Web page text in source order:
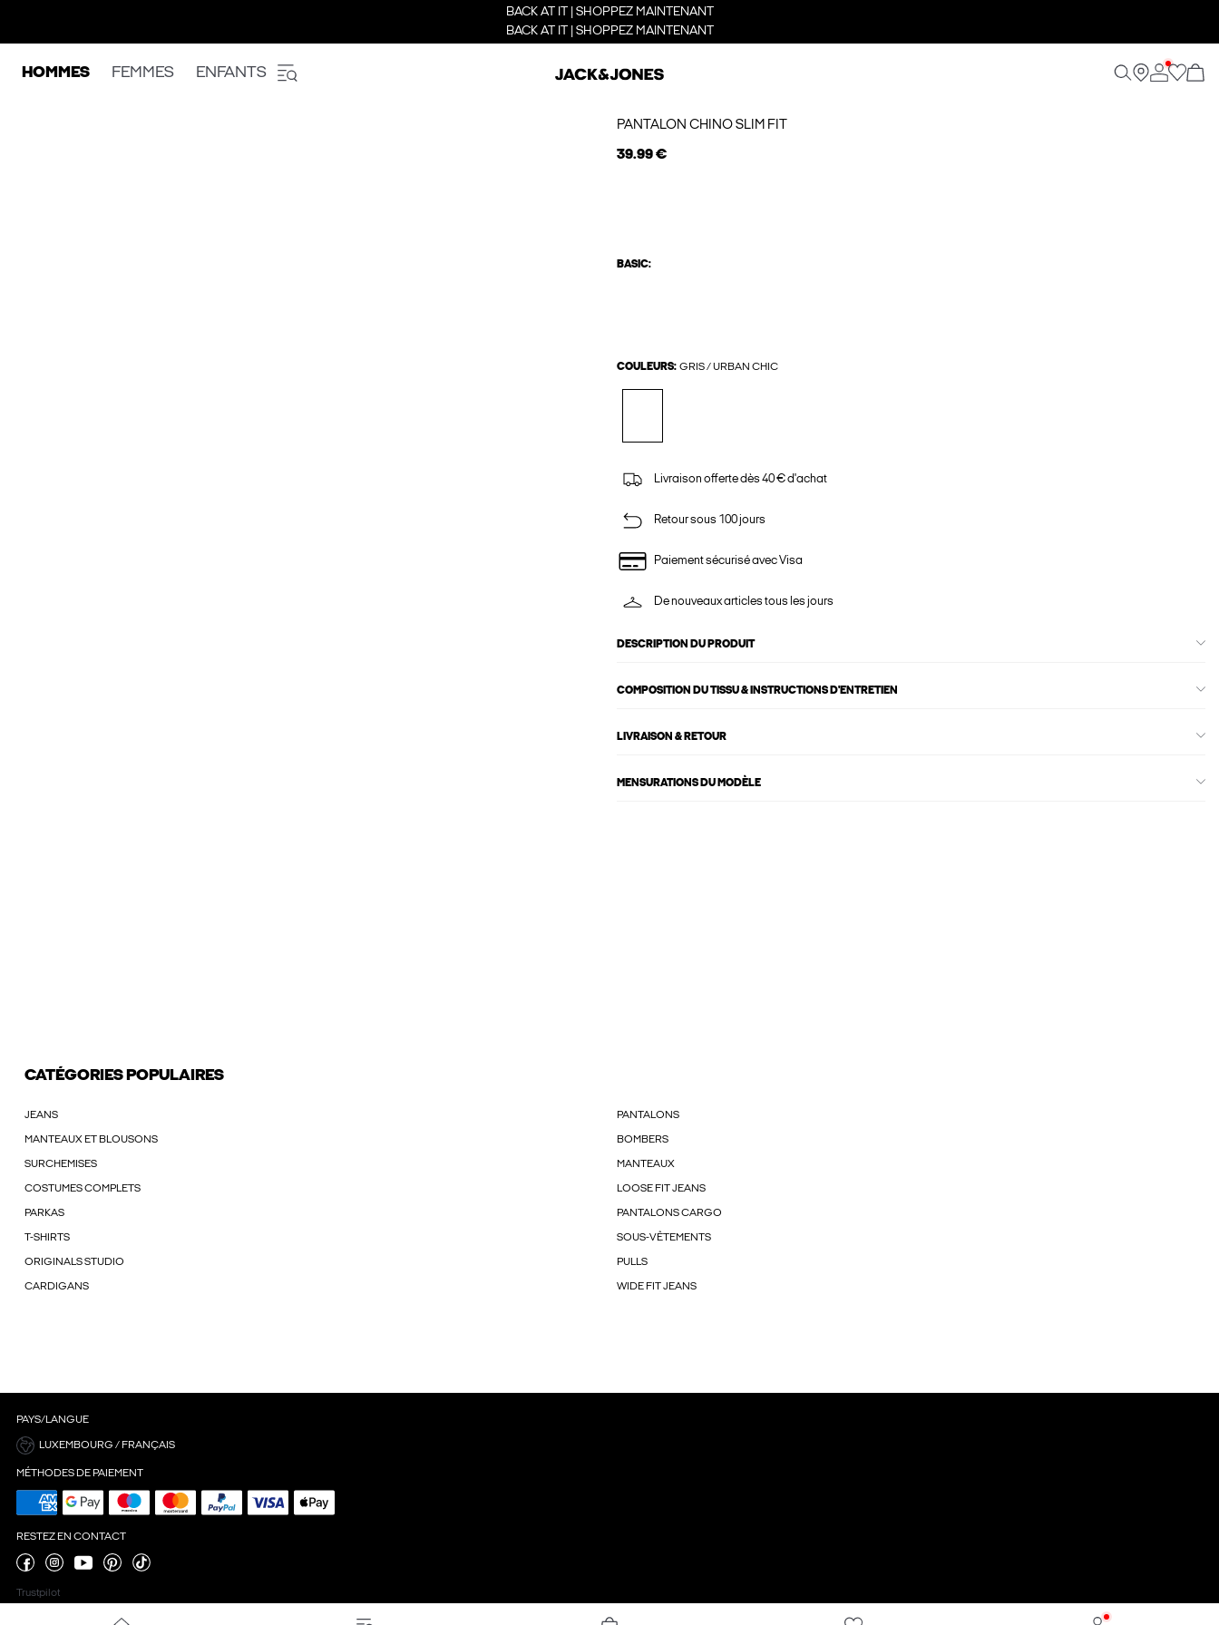
BACK AT IT | SHOPPEZ MAINTENANT
BACK AT IT | SHOPPEZ MAINTENANT
HOMMES FEMMES ENFANTS
PANTALON CHINO SLIM FIT
39.99 €
BASIC:
COULEURS: GRIS / URBAN CHIC
Livraison offerte dès 40 € d'achat
Retour sous 100 jours
Paiement sécurisé avec Visa
De nouveaux articles tous les jours
DESCRIPTION DU PRODUIT
COMPOSITION DU TISSU & INSTRUCTIONS D'ENTRETIEN
LIVRAISON & RETOUR
MENSURATIONS DU MODÈLE
CATÉGORIES POPULAIRES
JEANS PANTALONS
MANTEAUX ET BLOUSONS BOMBERS
SURCHEMISES MANTEAUX
COSTUMES COMPLETS LOOSE FIT JEANS
PARKAS PANTALONS CARGO
T-SHIRTS SOUS-VÊTEMENTS
ORIGINALS STUDIO PULLS
CARDIGANS WIDE FIT JEANS
PAYS/LANGUE
LUXEMBOURG / FRANÇAIS
MÉTHODES DE PAIEMENT
RESTEZ EN CONTACT
Trustpilot